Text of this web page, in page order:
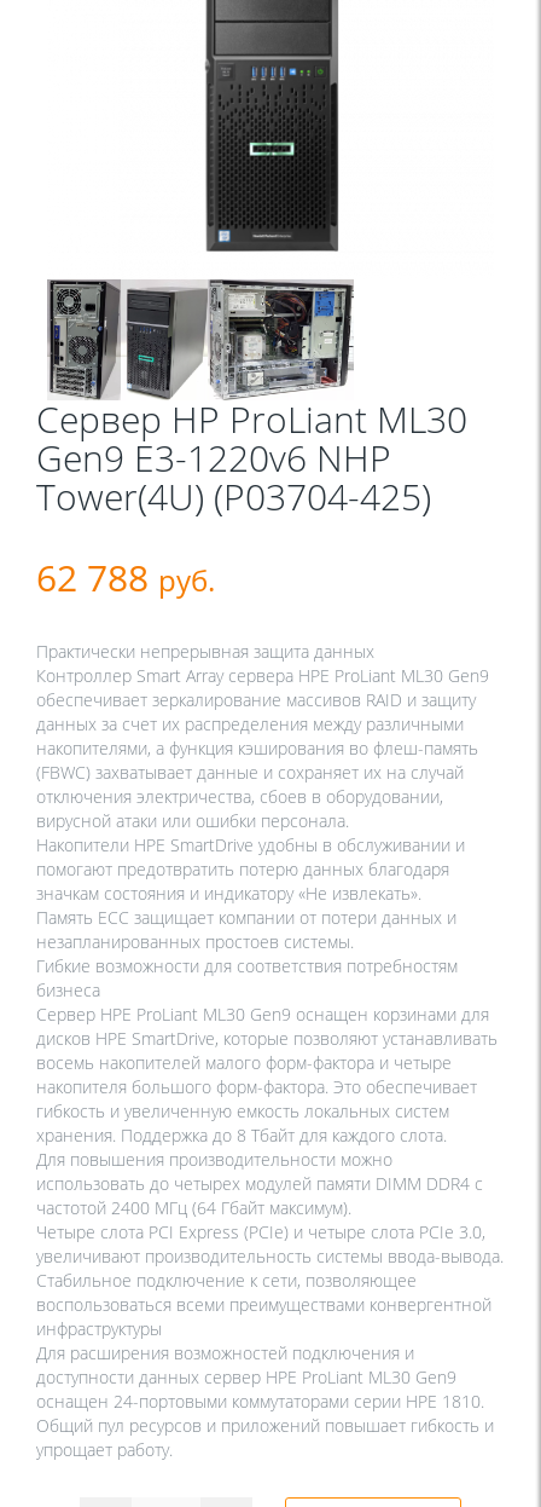
Сервер HP ProLiant ML30
Gen9 E3-1220v6 NHP
Tower(4U) (P03704-425)
62 788 руб.
Практически непрерывная защита данных
Контроллер Smart Array сервера HPE ProLiant ML30 Gen9
обеспечивает зеркалирование массивов RAID и защиту
данных за счет их распределения между различными
накопителями, а функция кэширования во флеш-память
(FBWC) захватывает данные и сохраняет их на случай
отключения электричества, сбоев в оборудовании,
вирусной атаки или ошибки персонала.
Накопители HPE SmartDrive удобны в обслуживании и
помогают предотвратить потерю данных благодаря
значкам состояния и индикатору «Не извлекать».
Память ECC защищает компании от потери данных и
незапланированных простоев системы.
Гибкие возможности для соответствия потребностям
бизнеса
Сервер HPE ProLiant ML30 Gen9 оснащен корзинами для
дисков HPE SmartDrive, которые позволяют устанавливать
восемь накопителей малого форм-фактора и четыре
накопителя большого форм-фактора. Это обеспечивает
гибкость и увеличенную емкость локальных систем
хранения. Поддержка до 8 Тбайт для каждого слота.
Для повышения производительности можно
использовать до четырех модулей памяти DIMM DDR4 с
частотой 2400 МГц (64 Гбайт максимум).
Четыре слота PCI Express (PCIe) и четыре слота PCIe 3.0,
увеличивают производительность системы ввода-вывода.
Стабильное подключение к сети, позволяющее
воспользоваться всеми преимуществами конвергентной
инфраструктуры
Для расширения возможностей подключения и
доступности данных сервер HPE ProLiant ML30 Gen9
оснащен 24-портовыми коммутаторами серии HPE 1810.
Общий пул ресурсов и приложений повышает гибкость и
упрощает работу.